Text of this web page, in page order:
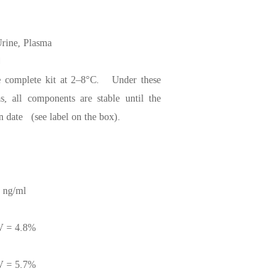
Plasma
complete kit at 2–8°C. Under these
all components are stable until the
date (see label on the box).
ng/ml
= 4.8%
= 5.7%